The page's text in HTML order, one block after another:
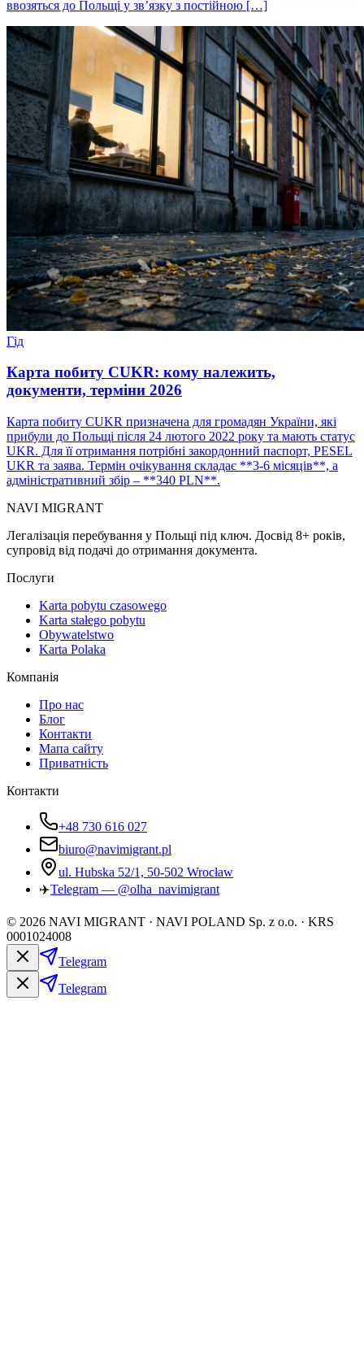
ввозяться до Польщі у зв’язку з постійною […]
Гід
Карта побиту CUKR: кому належить,
документи, терміни 2026
Карта побиту CUKR призначена для громадян України, які
прибули до Польщі після 24 лютого 2022 року та мають статус
UKR. Для її отримання потрібні закордонний паспорт, PESEL
UKR та заява. Термін очікування складає **3-6 місяців**, а
адміністративний збір – **340 PLN**.
NAVI MIGRANT
Легалізація перебування у Польщі під ключ. Досвід 8+ років,
супровід від подачі до отримання документа.
Послуги
Karta pobytu czasowego
Karta stałego pobytu
Obywatelstwo
Karta Polaka
Компанія
Про нас
Блог
Контакти
Мапа сайту
Приватність
Контакти
+48 730 616 027
biuro@navimigrant.pl
ul. Hubska 52/1, 50-502 Wrocław
✈️Telegram — @olha_navimigrant
© 2026 NAVI MIGRANT · NAVI POLAND Sp. z o.o. · KRS
0001024008
Telegram
Telegram